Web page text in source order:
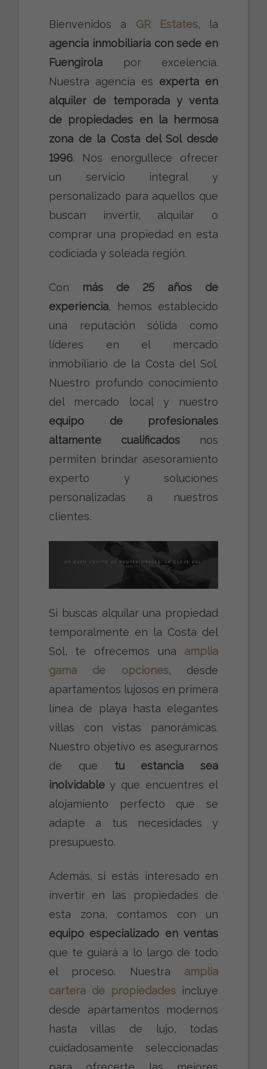
Bienvenidos a GR Estates, la
agencia inmobiliaria con sede en
Fuengirolapor excelencia.
Nuestra agencia es experta en
alquiler de temporada y venta
de propiedades en la hermosa
zona de la Costa del Sol desde
1996. Nos enorgullece ofrecer
un servicio integral y
personalizado para aquellos que
buscan invertir, alquilar o
comprar una propiedad en esta
codiciada y soleada región.
Con más de 25 años de
experiencia, hemos establecido
una reputación sólida como
líderes en el mercado
inmobiliario de la Costa del Sol.
Nuestro profundo conocimiento
del mercado local y nuestro
equipo de profesionales
altamente cualificados nos
permiten brindar asesoramiento
experto y soluciones
personalizadas a nuestros
clientes.
Si buscas alquilar una propiedad
temporalmente en la Costa del
Sol, te ofrecemos una amplia
gama de opciones, desde
apartamentos lujosos en primera
línea de playa hasta elegantes
villas con vistas panorámicas.
Nuestro objetivo es asegurarnos
de que tu estancia sea
inolvidabley que encuentres el
alojamiento perfecto que se
adapte a tus necesidades y
presupuesto.
Además, si estás interesado en
invertir en las propiedades de
esta zona, contamos con un
equipo especializado en ventas
que te guiará a lo largo de todo
el proceso. Nuestra amplia
cartera de propiedades incluye
desde apartamentos modernos
hasta villas de lujo, todas
cuidadosamente seleccionadas